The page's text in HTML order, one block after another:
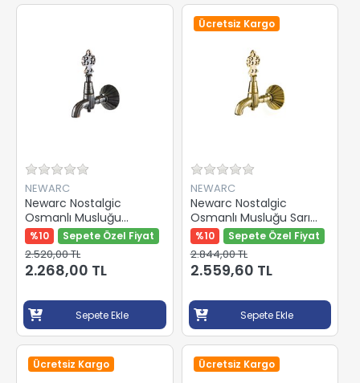
NEWARC
Newarc Nostalgic
Osmanlı Musluğu
Eskitme Bronz 290712
%10 Sepete Özel Fiyat
2.520,00 TL
2.268,00 TL
Sepete Ekle
Ücretsiz Kargo
NEWARC
Newarc Nostalgic
Osmanlı Musluğu Sarı
290711
%10 Sepete Özel Fiyat
2.844,00 TL
2.559,60 TL
Sepete Ekle
Ücretsiz Kargo Ücretsiz Kargo